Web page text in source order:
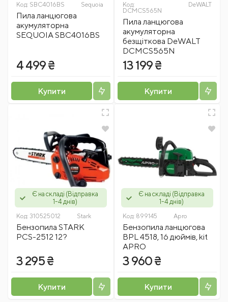
Код: SBC4016BS Sequoia
Пила ланцюгова
акумуляторна
SEQUOIA SBC4016BS
4 499 ₴
Купити
Код:
DCMCS565N
DeWALT
Пила ланцюгова
акумуляторна
безщіткова DeWALT
DCMCS565N
13 199 ₴
Купити
Є на складі (Відправка
1-4 днів)
Код: 310525012 Stark
Бензопила STARK
PCS-2512 12?
3 295 ₴
Купити
Є на складі (Відправка
1-4 днів)
Код: 899145 Apro
Бензопила ланцюгова
BPL 4518, 16 дюймів, kit
APRO
3 960 ₴
Купити